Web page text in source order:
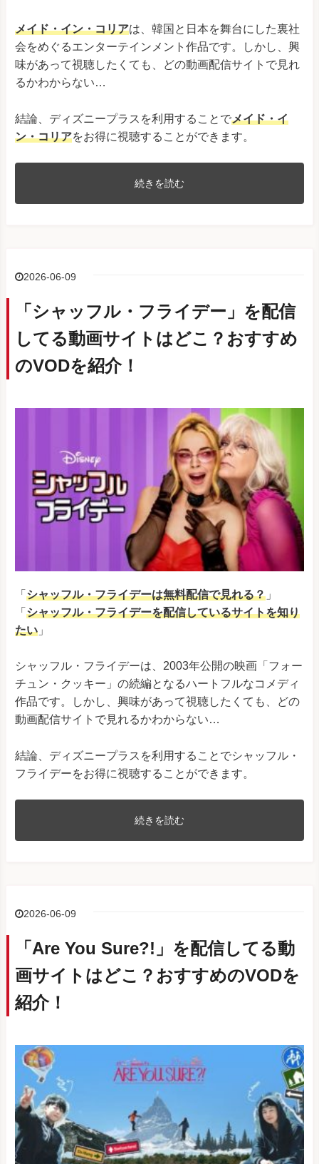
メイド・イン・コリアは、韓国と日本を舞台にした裏社
会をめぐるエンターテインメント作品です。しかし、興
味があって視聴したくても、どの動画配信サイトで見れ
るかわからない…
結論、ディズニープラスを利用することでメイド・イ
ン・コリアをお得に視聴することができます。
続きを読む
2026-06-09
「シャッフル・フライデー」を配信
してる動画サイトはどこ？おすすめ
のVODを紹介！
「 シャッフル・フライデーは無料配信で見れる？ 」
「 シャッフル・フライデーを配信しているサイトを知り
たい 」
シャッフル・フライデーは、2003年公開の映画「フォー
チュン・クッキー」の続編となるハートフルなコメディ
作品です。しかし、興味があって視聴したくても、どの
動画配信サイトで見れるかわからない…
結論、ディズニープラスを利用することでシャッフル・
フライデーをお得に視聴することができます。
続きを読む
2026-06-09
「Are You Sure?!」を配信してる動
画サイトはどこ？おすすめのVODを
紹介！